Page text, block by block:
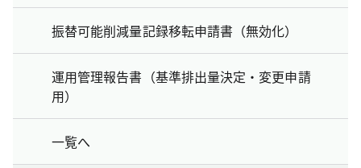
振替可能削減量記録移転申請書（無効化）
運用管理報告書（基準排出量決定・変更申請
用）
一覧へ